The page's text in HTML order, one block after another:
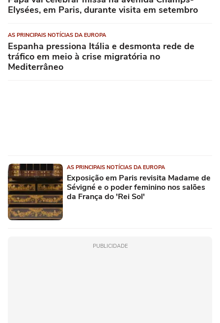
Elysées, em Paris, durante visita em setembro
AS PRINCIPAIS NOTÍCIAS DA EUROPA
Espanha pressiona Itália e desmonta rede de
tráfico em meio à crise migratória no
Mediterrâneo
AS PRINCIPAIS NOTÍCIAS DA EUROPA
Exposição em Paris revisita Madame de
Sévigné e o poder feminino nos salões
da França do 'Rei Sol'
PUBLICIDADE